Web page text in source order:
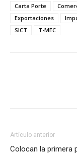
Carta Porte
Exportaciones
SICT
T-MEC
Artículo anterior
Colocan la primera